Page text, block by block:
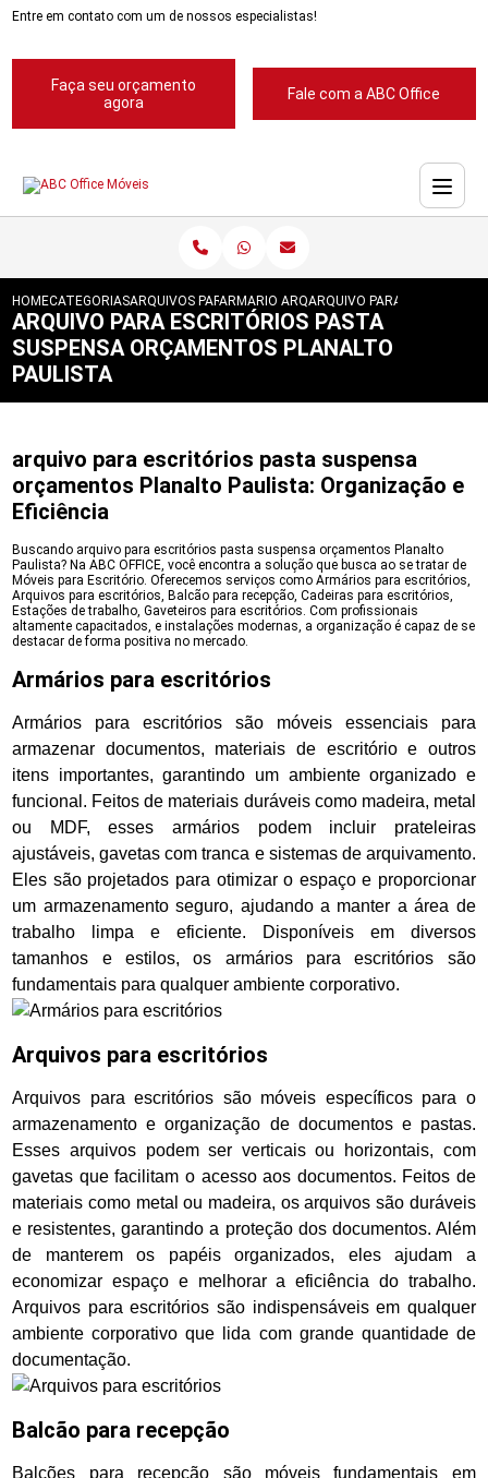
Entre em contato com um de nossos especialistas!
Faça seu orçamento
agora
Fale com a ABC Office
HOMECATEGORIASARQUIVOS PARA ESCRITORIOS
ARMARIO ARQUIVO PARA ESCRITORIO
ARQUIVO PARA
ARQUIVO PARA ESCRITÓRIOS PASTA
SUSPENSA ORÇAMENTOS PLANALTO
PAULISTA
arquivo para escritórios pasta suspensa
orçamentos Planalto Paulista: Organização e
Eficiência
Buscando arquivo para escritórios pasta suspensa orçamentos Planalto
Paulista? Na ABC OFFICE, você encontra a solução que busca ao se tratar de
Móveis para Escritório. Oferecemos serviços como Armários para escritórios,
Arquivos para escritórios, Balcão para recepção, Cadeiras para escritórios,
Estações de trabalho, Gaveteiros para escritórios. Com profissionais
altamente capacitados, e instalações modernas, a organização é capaz de se
destacar de forma positiva no mercado.
Armários para escritórios
Armários para escritórios são móveis essenciais para
armazenar documentos, materiais de escritório e outros
itens importantes, garantindo um ambiente organizado e
funcional. Feitos de materiais duráveis como madeira, metal
ou MDF, esses armários podem incluir prateleiras
ajustáveis, gavetas com tranca e sistemas de arquivamento.
Eles são projetados para otimizar o espaço e proporcionar
um armazenamento seguro, ajudando a manter a área de
trabalho limpa e eficiente. Disponíveis em diversos
tamanhos e estilos, os armários para escritórios são
fundamentais para qualquer ambiente corporativo.
Arquivos para escritórios
Arquivos para escritórios são móveis específicos para o
armazenamento e organização de documentos e pastas.
Esses arquivos podem ser verticais ou horizontais, com
gavetas que facilitam o acesso aos documentos. Feitos de
materiais como metal ou madeira, os arquivos são duráveis
e resistentes, garantindo a proteção dos documentos. Além
de manterem os papéis organizados, eles ajudam a
economizar espaço e melhorar a eficiência do trabalho.
Arquivos para escritórios são indispensáveis em qualquer
ambiente corporativo que lida com grande quantidade de
documentação.
Balcão para recepção
Balcões para recepção são móveis fundamentais em